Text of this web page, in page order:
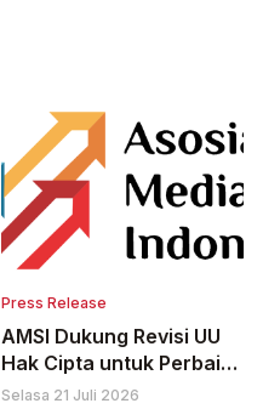
Press Release
AMSI Dukung Revisi UU
Hak Cipta untuk Perbaiki
Relasi Tidak Adil antara
Selasa 21 Juli 2026